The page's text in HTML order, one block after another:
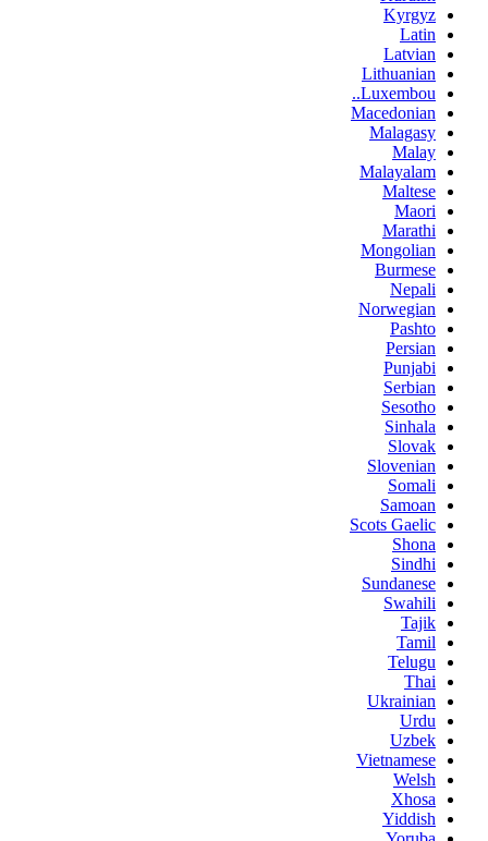
Kyrgyz
Latin
Latvian
Lithuanian
Luxembou..
Macedonian
Malagasy
Malay
Malayalam
Maltese
Maori
Marathi
Mongolian
Burmese
Nepali
Norwegian
Pashto
Persian
Punjabi
Serbian
Sesotho
Sinhala
Slovak
Slovenian
Somali
Samoan
Scots Gaelic
Shona
Sindhi
Sundanese
Swahili
Tajik
Tamil
Telugu
Thai
Ukrainian
Urdu
Uzbek
Vietnamese
Welsh
Xhosa
Yiddish